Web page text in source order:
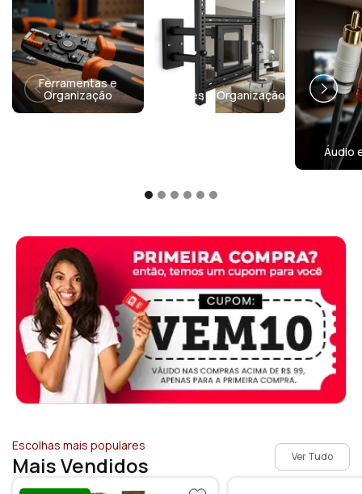
Ferramentas e
Organização Suportes e Organização
Áudio
Escolhas mais populares
Mais Vendidos Ver Tudo